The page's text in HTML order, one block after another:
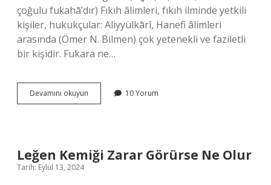
çoğulu fuḳahā’dır) Fıkıh âlimleri, fıkıh ilminde yetkili
kişiler, hukukçular: Aliyyülkārî, Hanefi âlimleri
arasında (Ömer N. Bilmen) çok yetenekli ve faziletli
bir kişidir. Fukara ne…
Devamını okuyun
Nedir
10 Yorum
Leğen Kemiği Zarar Görürse Ne Olur
Tarih: Eylül 13, 2024